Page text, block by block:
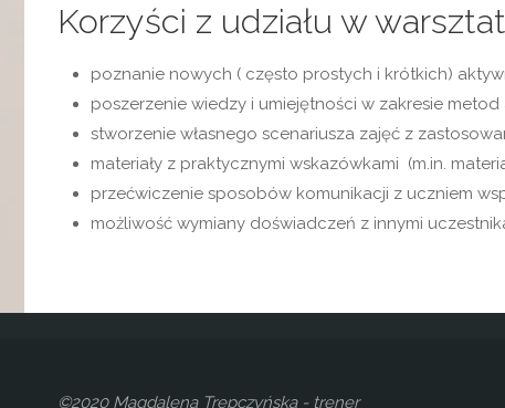
Korzyści z udziału w
poznanie nowych ( często prostych i krótkich)
poszerzenie wiedzy i umiejętności w zakresie
stworzenie własnego scenariusza zajęć z
materiały z praktycznymi wskazówkami (m.in.
przećwiczenie sposobów komunikacji z uczniem
możliwość wymiany doświadczeń z innymi
©2020 Magdalena Trepczyńska - trener